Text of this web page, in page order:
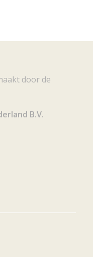
door de
B.V.